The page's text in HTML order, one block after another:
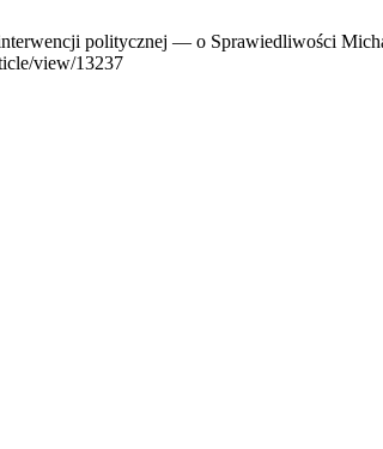
politycznej — o Sprawiedliwości
view/13237